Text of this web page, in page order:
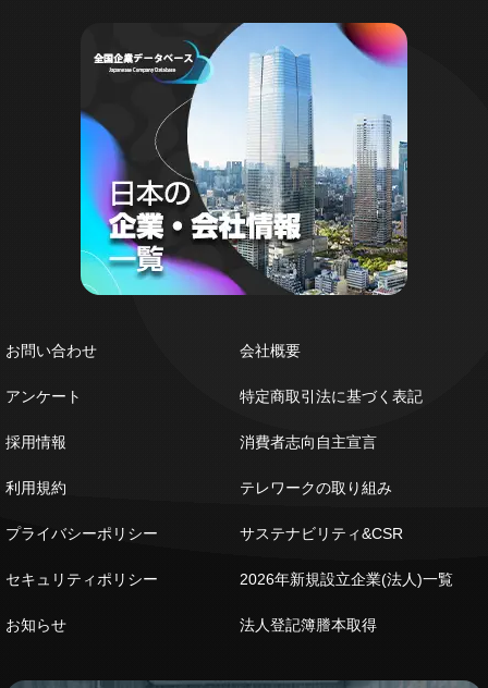
お問い合わせ
アンケート
採用情報
利用規約
プライバシーポリシー
セキュリティポリシー
お知らせ
会社概要
特定商取引法に基づく表記
消費者志向自主宣言
テレワークの取り組み
サステナビリティ&CSR
2026年新規設立企業(法人)一覧
法人登記簿謄本取得